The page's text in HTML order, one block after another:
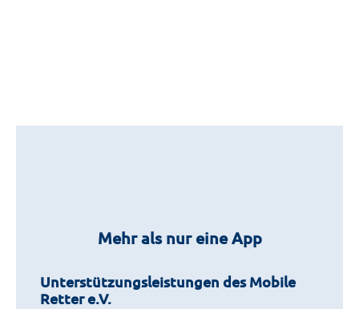
Mehr als nur eine App
Unterstützungsleistungen des Mobile
Retter e.V.